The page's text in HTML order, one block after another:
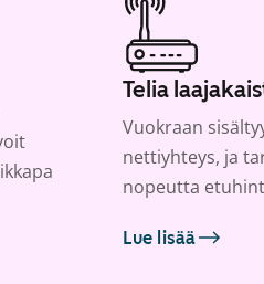
Telia
Vuokraan
nettiyhteys, ja
nopeutta
Lue lisää